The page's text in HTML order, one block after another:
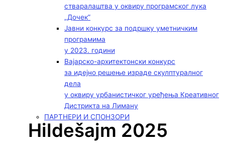
стваралаштва у оквиру програмског лука
„Дочек”
Јавни конкурс за подршку уметничким
програмима
у 2023. години
Вајарско-архитектонски конкурс
за идејно решење израде скулптуралног
дела
у оквиру урбанистичког уређења Креативног
Дистрикта на Лиману
ПАРТНЕРИ И СПОНЗОРИ
Hildešajm 2025